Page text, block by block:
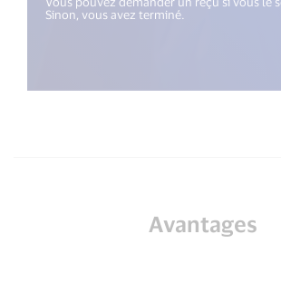
Sinon, vous avez terminé.
Avantages